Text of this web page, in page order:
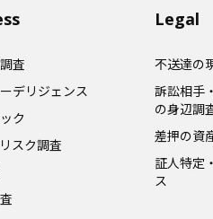
査
デリジェンス
ク
スク調査
Legal
不送達の
訴訟相手
の身辺調
差押の資
証人特定
ス